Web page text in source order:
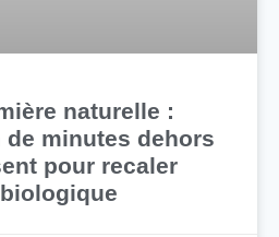
naturelle :
minutes dehors
pour recaler